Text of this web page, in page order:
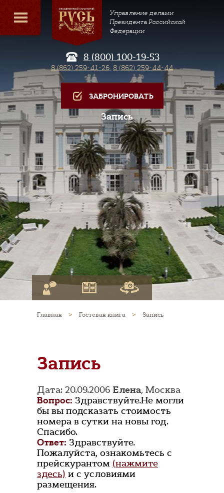
Управление делами
Президента Российской
Федерации
8 (800) 100-19-53
8 (862) 259-41-26, 8 (862) 259-44-44
ЗАБРОНИРОВАТЬ
Запись
Главная > Гостевая книга > Запись
Запись
Дата: 20.09.2006 Елена, Москва
Вопрос: Здравствуйте.Не могли
бы вы подсказать стоимость
номера в сутки на новы год.
Спасибо.
Ответ: Здравствуйте.
Пожалуйста, ознакомьтесь с
прейскурантом (нажмите
здесь) и с условиями
размещения.